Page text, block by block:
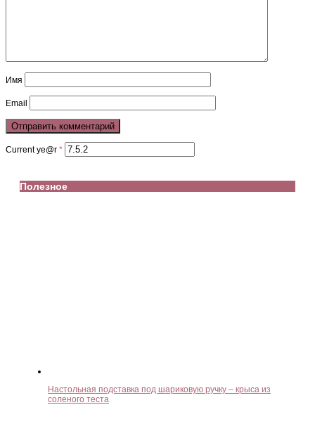
Имя
Email
Current ye@r *
Полезное
Настольная подставка под шариковую ручку – крыса из
соленого теста